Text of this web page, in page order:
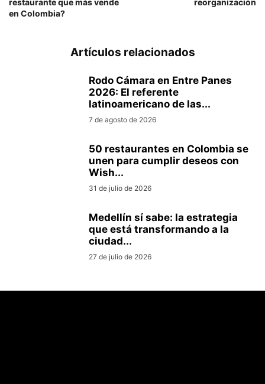
restaurante que más vende
en Colombia?
reorganización
Artículos relacionados
Rodo Cámara en Entre Panes
2026: El referente
latinoamericano de las...
7 de agosto de 2026
50 restaurantes en Colombia se
unen para cumplir deseos con
Wish...
31 de julio de 2026
Medellín sí sabe: la estrategia
que está transformando a la
ciudad...
27 de julio de 2026